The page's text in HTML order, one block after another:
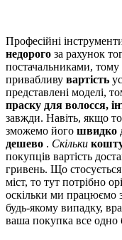
Професійні
недорого за рахунок
постачальниками,
привабливу вартість
представлені моделі,
праску для волосся,
завжди. Навіть, якщо
зможемо його швидко
дешево . Скільки
покупців вартість
гривень. Що
міст, то тут потрібно
оскільки ми працюємо
будь-якому випадку,
ваша покупка все одно